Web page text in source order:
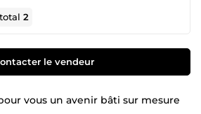
total2
le vendeur
vous un avenir bâti sur mesure